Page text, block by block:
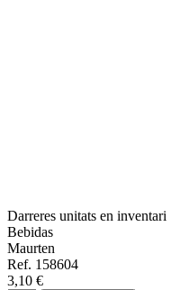
Darreres unitats en inventari
Bebidas
Maurten
Ref. 158604
3,10 €